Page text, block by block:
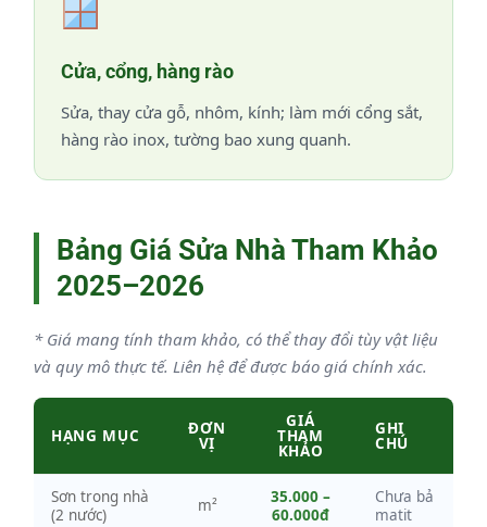
Cửa, cổng, hàng rào
Sửa, thay cửa gỗ, nhôm, kính; làm mới cổng sắt,
hàng rào inox, tường bao xung quanh.
Bảng Giá Sửa Nhà Tham Khảo
2025–2026
* Giá mang tính tham khảo, có thể thay đổi tùy vật liệu
và quy mô thực tế. Liên hệ để được báo giá chính xác.
HẠNG MỤC ĐƠN
VỊ
GIÁ
THAM
KHẢO
GHI
CHÚ
Sơn trong nhà
(2 nước)
m²
35.000 –
60.000đ
Chưa bả
matit